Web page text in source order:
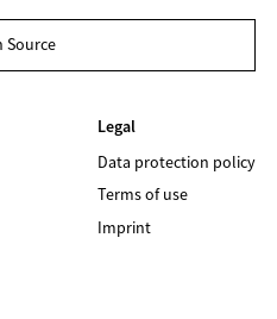
Source
Legal
Data protection policy
Terms of use
Imprint